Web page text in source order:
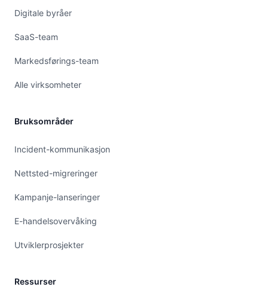
Digitale byråer
SaaS-team
Markedsførings-team
Alle virksomheter
Bruksområder
Incident-kommunikasjon
Nettsted-migreringer
Kampanje-lanseringer
E-handelsovervåking
Utviklerprosjekter
Ressurser